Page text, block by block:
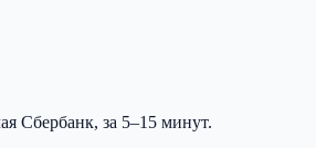
Сбербанк, за 5–15 минут.